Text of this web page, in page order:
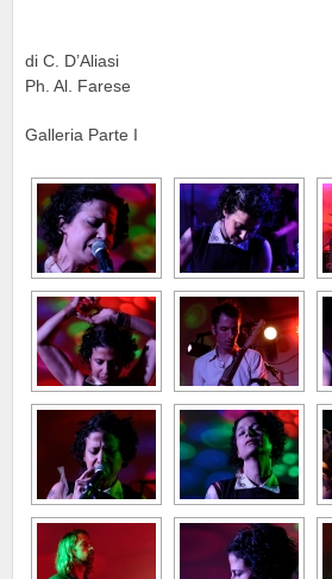
di C. D’Aliasi
Ph. Al. Farese
Galleria Parte I